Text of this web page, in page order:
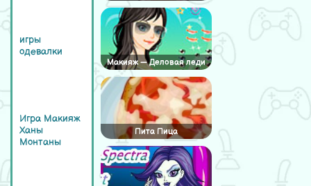
игры
одевалки
Игра Макияж
Ханы
Монтаны
Макияж — Деловая леди
Пита Пица